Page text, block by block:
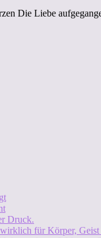
Die Liebe
Druck.
für Körper,